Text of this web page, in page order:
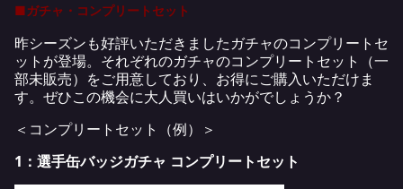
■ガチャ・コンプリートセット
昨シーズンも好評いただきましたガチャのコンプリートセ
ットが登場。それぞれのガチャのコンプリートセット（一
部未販売）をご用意しており、お得にご購入いただけま
す。ぜひこの機会に大人買いはいかがでしょうか？
＜コンプリートセット（例）＞
1：選手缶バッジガチャ コンプリートセット